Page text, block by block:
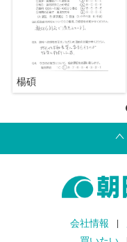
楊碩
会社情報